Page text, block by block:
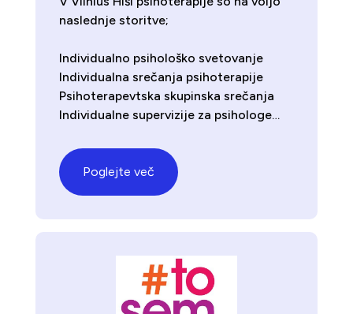
naslednje storitve;
Individualno psihološko svetovanje
Individualna srečanja psihoterapije
Psihoterapevtska skupinska srečanja
Individualne supervizije za psihologe…
Poglejte več